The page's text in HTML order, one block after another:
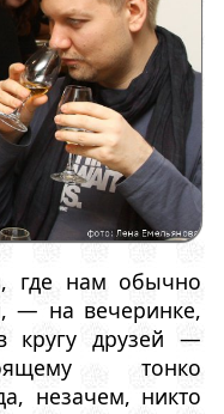
где нам обычно
— на вечеринке,
кругу друзей —
тонко
незачем, никто